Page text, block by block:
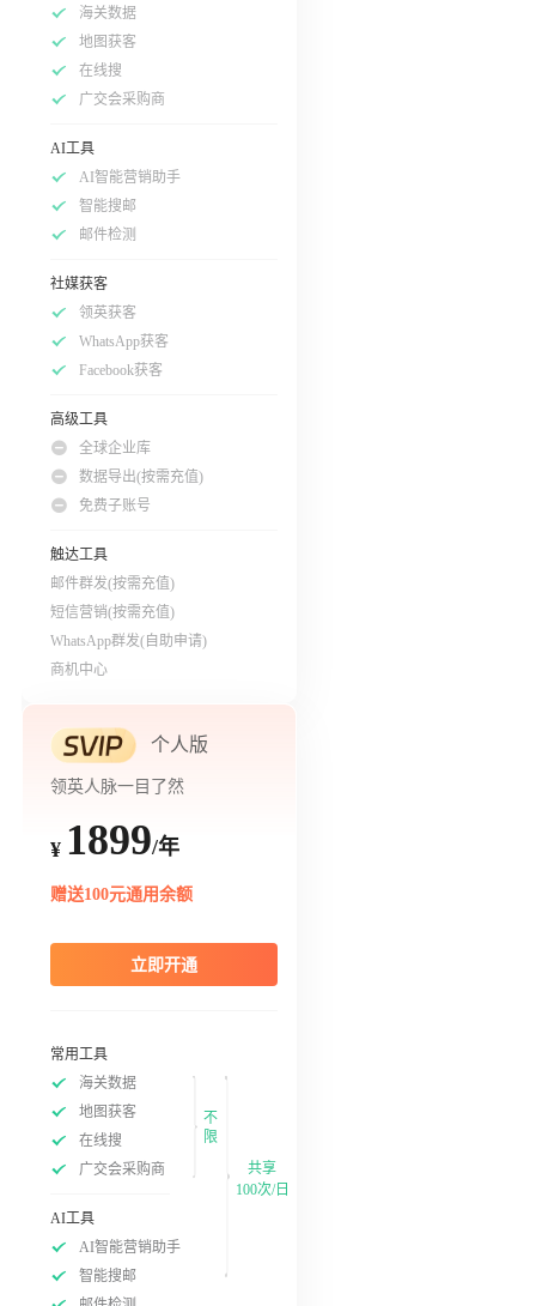
海关数据
地图获客
在线搜
广交会采购商
AI工具
AI智能营销助手
智能搜邮
邮件检测
社媒获客
领英获客
WhatsApp获客
Facebook获客
高级工具
全球企业库
数据导出(按需充值)
免费子账号
触达工具
邮件群发(按需充值)
短信营销(按需充值)
WhatsApp群发(自助申请)
商机中心
个人版
领英人脉一目了然
¥ 1899/年
赠送100元通用余额
立即开通
常用工具
海关数据
地图获客
在线搜
广交会采购商
不
限
AI工具
AI智能营销助手
智能搜邮
共享
100次/日